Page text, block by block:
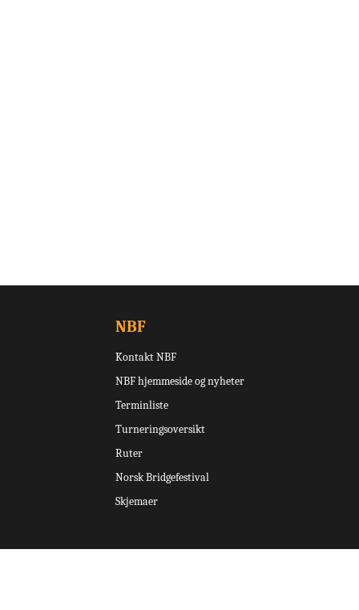
NBF
Kontakt NBF
NBF hjemmeside og nyheter
Terminliste
Turneringsoversikt
Ruter
Norsk Bridgefestival
Skjemaer